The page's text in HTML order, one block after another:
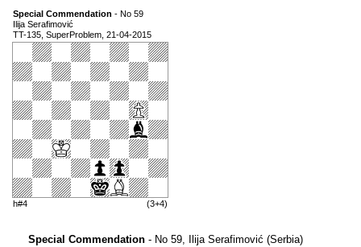
Special Commendation - No 59
Ilija Serafimović
TT-135, SuperProblem, 21-04-2015
h#4 (3+4)
Special Commendation - No 59, Ilija Serafimović (Serbia)